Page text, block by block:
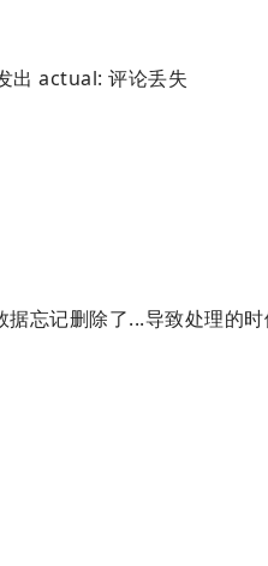
出 actual: 评论丢失
忘记删除了...导致处理的